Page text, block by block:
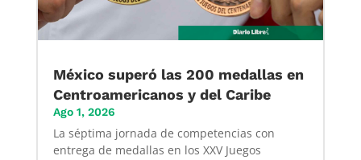
México superó las 200 medallas en
Centroamericanos y del Caribe
Ago 1, 2026
La séptima jornada de competencias con
entrega de medallas en los XXV Juegos